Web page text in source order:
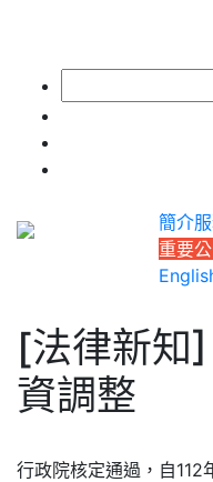
簡介
重要
[法律新知
資調整
行政院核定通過，自112